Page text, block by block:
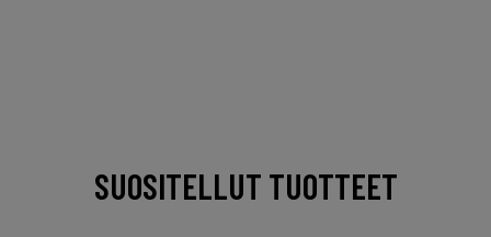
SUOSITELLUT TUOTTEET